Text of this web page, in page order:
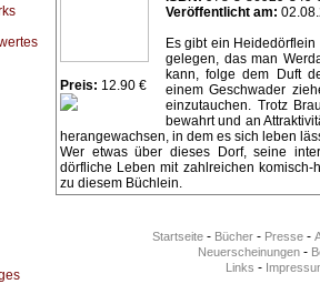
Preis: 12.90 €
Veröffentlicht am:
Es gibt ein
gelegen, das man
kann, folge dem Duft
einem Geschwader
einzutauchen. Trotz
bewahrt und an
herangewachsen, in dem es sich leben
Wer etwas über dieses Dorf, seine
dörfliche Leben mit zahlreichen
zu diesem Büchlein.
Startseite - Bücher - Presse -
Neuerscheinungen-
Links -